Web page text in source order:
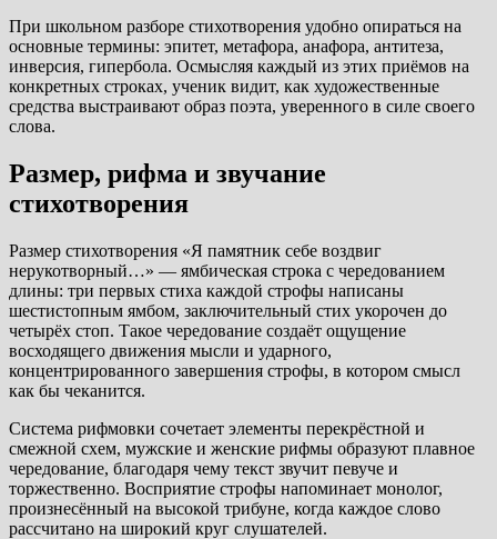
При школьном разборе стихотворения удобно опираться на
основные термины: эпитет, метафора, анафора, антитеза,
инверсия, гипербола. Осмысляя каждый из этих приёмов на
конкретных строках, ученик видит, как художественные
средства выстраивают образ поэта, уверенного в силе своего
слова.
Размер, рифма и звучание
стихотворения
Размер стихотворения «Я памятник себе воздвиг
нерукотворный…» — ямбическая строка с чередованием
длины: три первых стиха каждой строфы написаны
шестистопным ямбом, заключительный стих укорочен до
четырёх стоп. Такое чередование создаёт ощущение
восходящего движения мысли и ударного,
концентрированного завершения строфы, в котором смысл
как бы чеканится.
Система рифмовки сочетает элементы перекрёстной и
смежной схем, мужские и женские рифмы образуют плавное
чередование, благодаря чему текст звучит певуче и
торжественно. Восприятие строфы напоминает монолог,
произнесённый на высокой трибуне, когда каждое слово
рассчитано на широкий круг слушателей.